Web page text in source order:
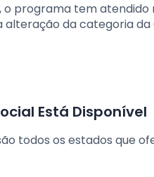
o programa tem
da categoria da
Está Disponível
todos os estados que